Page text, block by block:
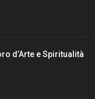
d’Arte e Spiritualità